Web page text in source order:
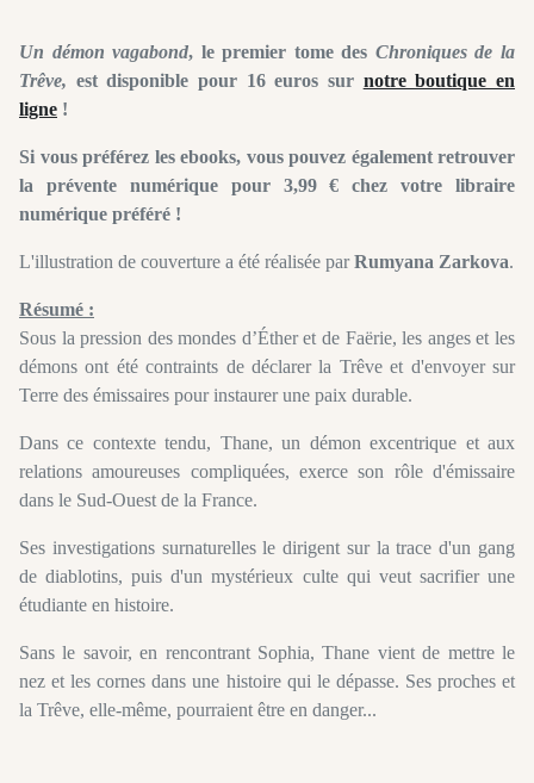
Un démon vagabond, le premier tome des Chroniques de la
Trêve, est disponible pour 16 euros sur notre boutique en
ligne !
Si vous préférez les ebooks, vous pouvez également retrouver
la prévente numérique pour 3,99 € chez votre libraire
numérique préféré !
L'illustration de couverture a été réalisée parRumyana Zarkova.
Résumé :
Sous la pression des mondes d’Éther et de Faërie, les anges et les
démons ont été contraints de déclarer la Trêve et d'envoyer sur
Terre des émissaires pour instaurer une paix durable.
Dans ce contexte tendu, Thane, un démon excentrique et aux
relations amoureuses compliquées, exerce son rôle d'émissaire
dans le Sud-Ouest de la France.
Ses investigations surnaturelles le dirigent sur la trace d'un gang
de diablotins, puis d'un mystérieux culte qui veut sacrifier une
étudiante en histoire.
Sans le savoir, en rencontrant Sophia, Thane vient de mettre le
nez et les cornes dans une histoire qui le dépasse. Ses proches et
la Trêve, elle-même, pourraient être en danger...